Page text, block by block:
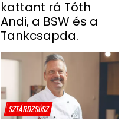
kattant rá Tóth
Andi, a BSW és a
Tankcsapda.
SZTÁRDZSÚSZ